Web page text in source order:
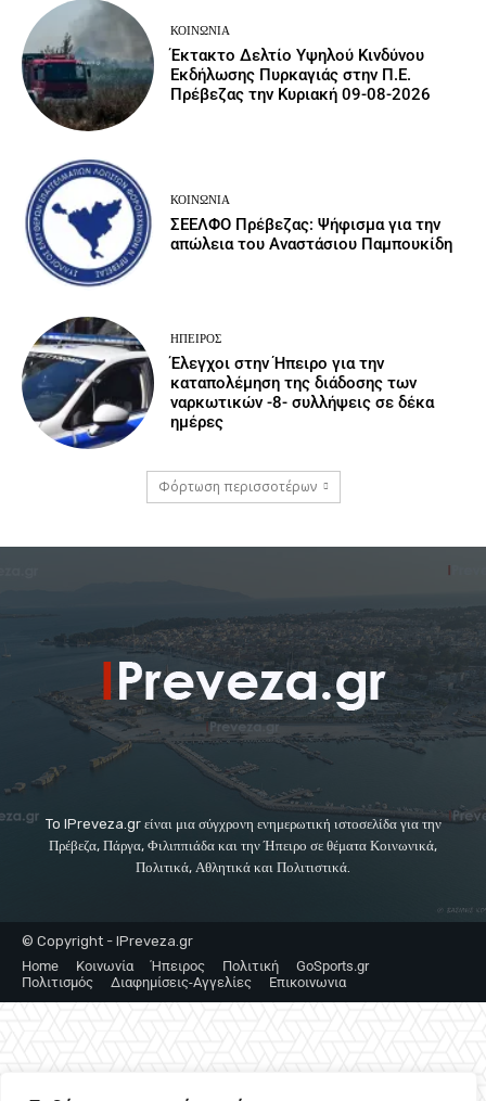
ΚΟΙΝΩΝΙΑ
Έκτακτο Δελτίο Υψηλού Κινδύνου
Εκδήλωσης Πυρκαγιάς στην Π.Ε.
Πρέβεζας την Κυριακή 09-08-2026
ΚΟΙΝΩΝΙΑ
ΣΕΕΛΦΟ Πρέβεζας: Ψήφισμα για την
απώλεια του Αναστάσιου Παμπουκίδη
ΉΠΕΙΡΟΣ
Έλεγχοι στην Ήπειρο για την
καταπολέμηση της διάδοσης των
ναρκωτικών -8- συλλήψεις σε δέκα
ημέρες
Φόρτωση περισσοτέρων
To IPreveza.gr είναι μια σύγχρονη ενημερωτική ιστοσελίδα για την
Πρέβεζα, Πάργα, Φιλιππιάδα και την Ήπειρο σε θέματα Κοινωνικά,
Πολιτικά, Αθλητικά και Πολιτιστικά.
© Copyright - IPreveza.gr
Home
Κοινωνία Ήπειρος Πολιτική
GoSports.gr
Πολιτισμός
Διαφημίσεις-Αγγελίες Επικοινωνια